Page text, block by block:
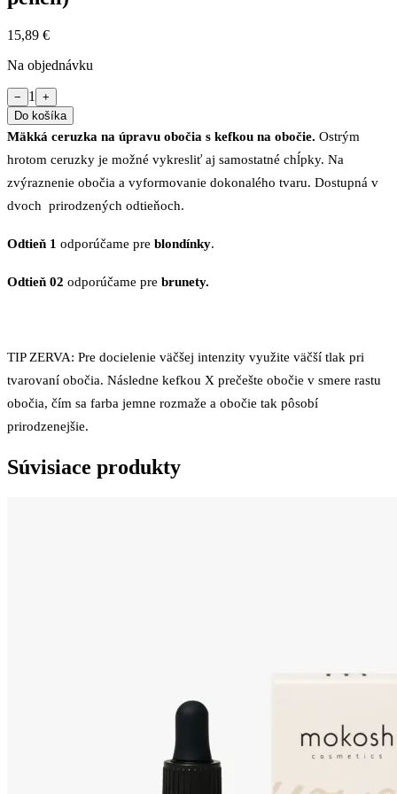
15,89 €
Na objednávku
− 1
+
Do košíka
Mäkká ceruzka na úpravu obočia s kefkou na obočie. Ostrým
hrotom ceruzky je možné vykresliť aj samostatné chĺpky. Na
zvýraznenie obočia a vyformovanie dokonalého tvaru. Dostupná v
dvoch prirodzených odtieňoch.
Odtieň 1 odporúčame pre blondínky.
Odtieň 02 odporúčame pre brunety.
TIP ZERVA: Pre docielenie väčšej intenzity využite väčší tlak pri
tvarovaní obočia. Následne kefkou X prečešte obočie v smere rastu
obočia, čím sa farba jemne rozmaže a obočie tak pôsobí
prirodzenejšie.
Súvisiace produkty